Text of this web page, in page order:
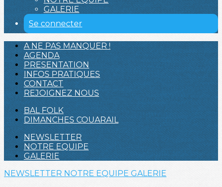
GALERIE
Se connecter
A NE PAS MANQUER !
AGENDA
PRESENTATION
INFOS PRATIQUES
CONTACT
REJOIGNEZ NOUS
BAL FOLK
DIMANCHES COUARAIL
NEWSLETTER
NOTRE EQUIPE
GALERIE
NEWSLETTER NOTRE EQUIPE GALERIE